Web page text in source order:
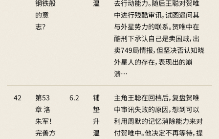
钢铁般
的意
志？
温
去行动能力。随后王聪对贺唯
中进行残酷审讯，试图逼问其
与外星势力的联系。贺唯中在
酷刑下承认自己是卖国贼，出
卖749局情报，但坚决否认知晓
外星人的存在，表现出的崩
溃…
42
第53
章 洛
朱军！
完善方
6.2
铺
垫
升
温
主角王聪在回档后，复盘贺唯
中审讯失败的原因，想到可以
利用周默的记忆消除能力来对
付贺唯中。他决定不再等待，提